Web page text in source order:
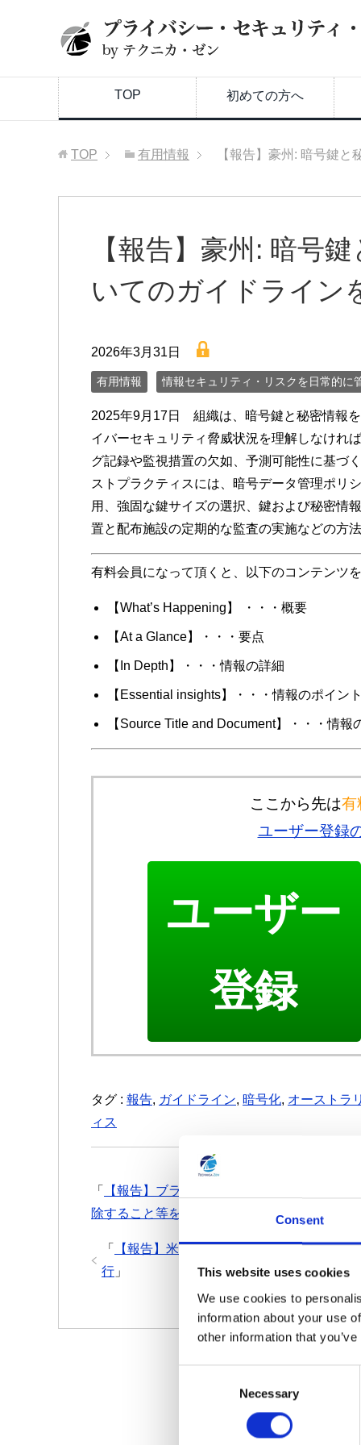
Consent
This website uses cookies
We use cookies to
information about your use
other information that
Necessary
TOP 初めての方へ
TOP 有用情報 【報告】豪州: 暗号鍵
【報告】豪州: 暗号
いてのガイドライン
2026年3月31日 lock
有用情報 情報セキュリティ・リスクを日常的に
2025年9月17日 組織は、暗号鍵と秘密情報
イバーセキュリティ脅威状況を理解しなけれ
グ記録や監視措置の欠如、予測可能性に基づ
ストプラクティスには、暗号データ管理ポリ
用、強固な鍵サイズの選択、鍵および秘密情
置と配布施設の定期的な監査の実施などの方法
有料会員になって頂くと、以下のコンテンツ
【What’s Happening】 ・・・概要
【At a Glance】・・・要点
【In Depth】・・・情報の詳細
【Essential insights】・・・情報のポイント
【Source Title and Document】・・・情
ここから先は有
ユーザー登録
ユーザー
登録
タグ : 報告, ガイドライン, 暗号化, オーストラ
ィス
「
【報告】ブラジル: 複数の当局がX社に対し
除すること等を命じる
「
【報告】米国: NY州で大規模開発者によ
行 」